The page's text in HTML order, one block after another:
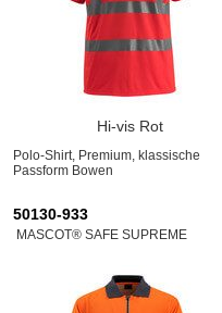
Hi-vis Rot
Polo-Shirt, Premium, klassische
Passform Bowen
50130-933
MASCOT® SAFE SUPREME